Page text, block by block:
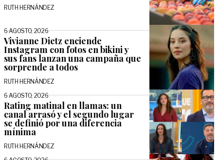
RUTH HERNÁNDEZ
6 AGOSTO, 2026
Vivianne Dietz enciende
Instagram con fotos en bikini y
sus fans lanzan una campaña que
sorprende a todos
RUTH HERNÁNDEZ
6 AGOSTO, 2026
Rating matinal en llamas: un
canal arrasó y el segundo lugar
se definió por una diferencia
mínima
RUTH HERNÁNDEZ